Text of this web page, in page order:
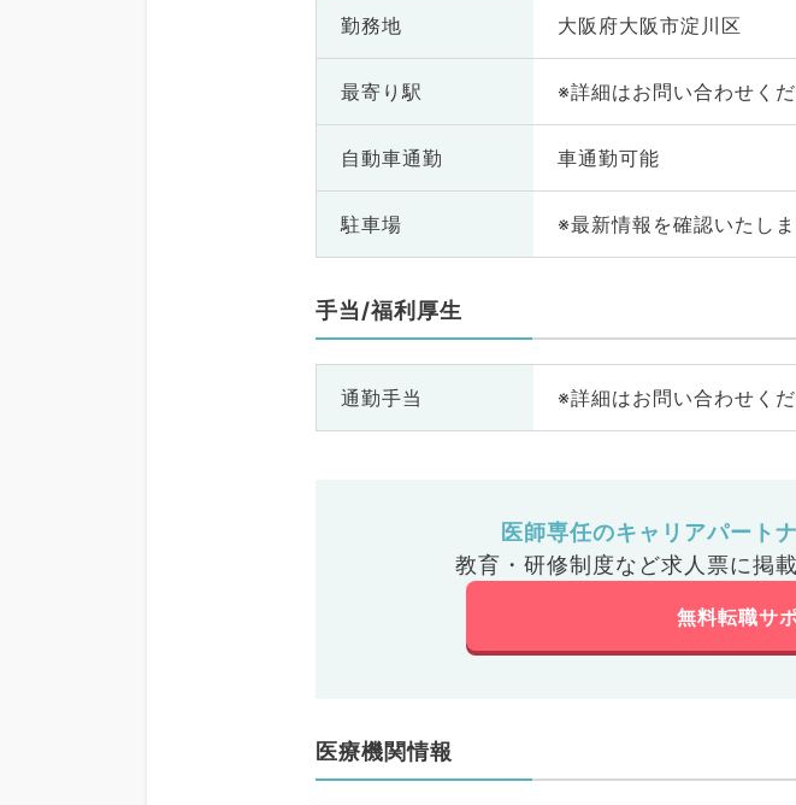
勤務地 大阪府大阪市淀川区
最寄り駅 ※詳細はお問い合わせく
自動車通勤 車通勤可能
駐車場 ※最新情報を確認いたし
手当/福利厚生
通勤手当 ※詳細はお問い合わせく
医師専任のキャリアパート
教育・研修制度など求人票に掲
無料転職サ
医療機関情報